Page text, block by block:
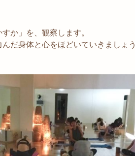
か」を、観察します。
だ身体と心をほどいていきましょう